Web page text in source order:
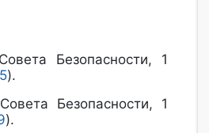
Безопасности, 1
).
Безопасности, 1
).